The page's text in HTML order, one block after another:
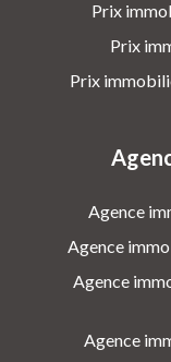
Prix
Prix
Prix
Agence
Agence
Agence
Agence